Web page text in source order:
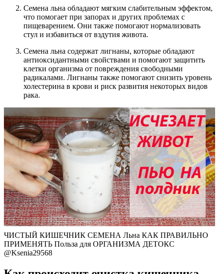
Семена льна обладают мягким слабительным эффектом,
что помогает при запорах и других проблемах с
пищеварением. Они также помогают нормализовать
стул и избавиться от вздутия живота.
Семена льна содержат лигнаны, которые обладают
антиоксидантными свойствами и помогают защитить
клетки организма от повреждения свободными
радикалами. Лигнаны также помогают снизить уровень
холестерина в крови и риск развития некоторых видов
рака.
ЧИСТЫЙ КИШЕЧНИК СЕМЕНА Льна КАК ПРАВИЛЬНО
ПРИМЕНЯТЬ Польза для ОРГАНИЗМА ДЕТОКС
@Ksenia29568